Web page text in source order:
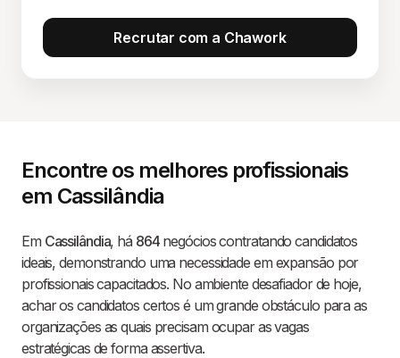
Recrutar com a Chawork
Encontre os melhores profissionais
em Cassilândia
Em Cassilândia, há 864negócios contratando candidatos
ideais, demonstrando uma necessidade em expansão por
profissionais capacitados. No ambiente desafiador de hoje,
achar os candidatos certos é um grande obstáculo para as
organizações as quais precisam ocupar as vagas
estratégicas de forma assertiva.